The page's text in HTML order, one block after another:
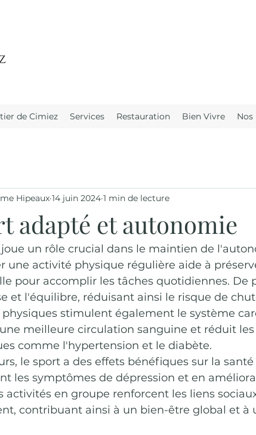
de Cimiez Services Restauration Bien Vivre Nos
adapté et autonomie
Hipeaux 14 juin 2024 1 min de lecture
un rôle crucial dans le maintien de
une activité physique régulière aide à
pour accomplir les tâches quotidiennes. De
et l'équilibre, réduisant ainsi le risque de
stimulent également le système
meilleure circulation sanguine et réduit
comme l'hypertension et le diabète.
le sport a des effets bénéfiques sur la
les symptômes de dépression et en
activités en groupe renforcent les liens
contribuant ainsi à un bien-être global et à